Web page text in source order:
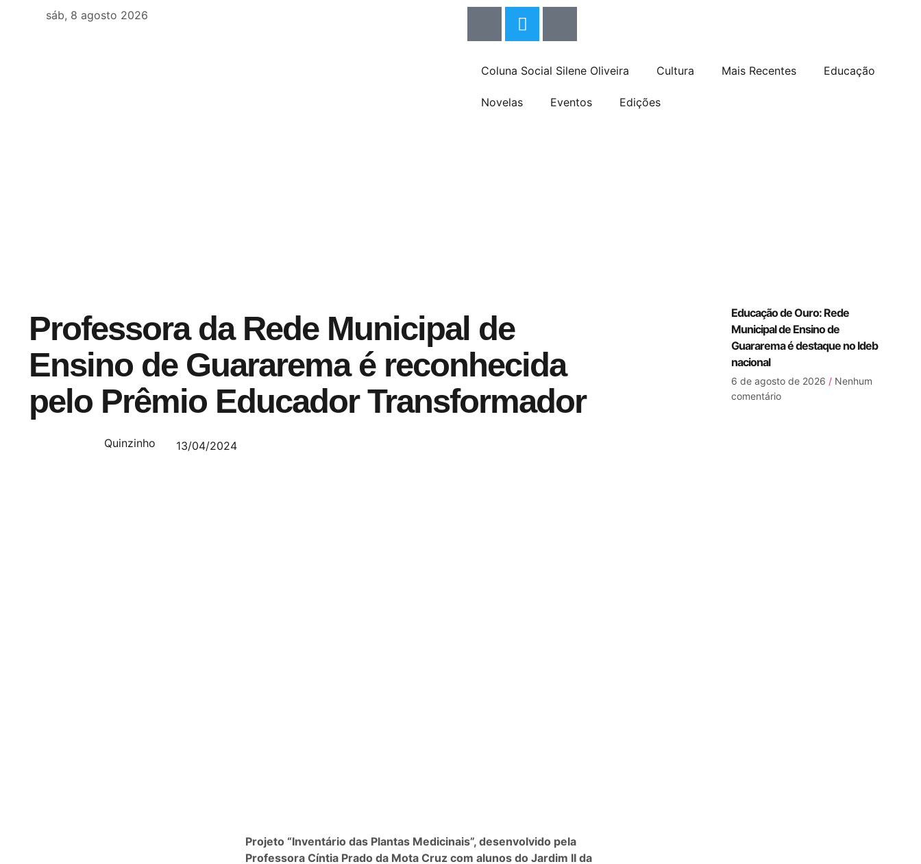
sáb, 8 agosto 2026
Coluna Social Silene Oliveira Cultura Mais Recentes Educação
Novelas Eventos Edições
Professora da Rede Municipal de
Ensino de Guararema é reconhecida
pelo Prêmio Educador Transformador
Quinzinho 13/04/2024
Projeto “Inventário das Plantas Medicinais”, desenvolvido pela
Professora Cíntia Prado da Mota Cruz com alunos do Jardim II da
Educação de Ouro: Rede
Municipal de Ensino de
Guararema é destaque no Ideb
nacional
6 de agosto de 2026 Nenhum
comentário